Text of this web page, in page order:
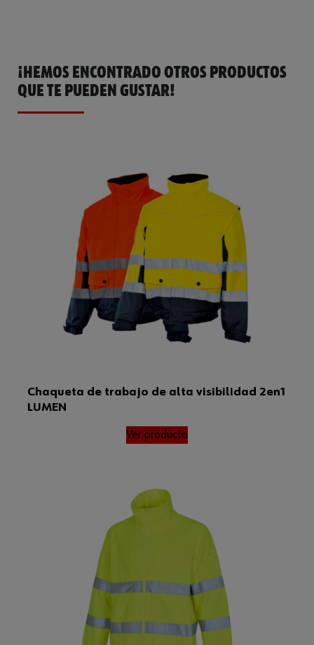
¡HEMOS ENCONTRADO OTROS PRODUCTOS
QUE TE PUEDEN GUSTAR!
Chaqueta de trabajo de alta visibilidad 2en1
LUMEN
Ver producto